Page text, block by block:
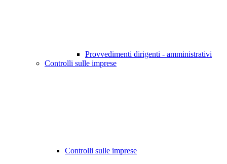
Provvedimenti dirigenti - amministrativi
Controlli sulle imprese
Controlli sulle imprese